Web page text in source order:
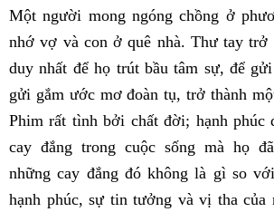
Một người mong ngóng chồng ở
nhớ vợ và con ở quê nhà. Thư tay trở
duy nhất để họ trút bầu tâm sự, để
gửi gắm ước mơ đoàn tụ, trở thành
Phim rất tình bởi chất đời; hạnh phúc
cay đắng trong cuộc sống mà họ
những cay đắng đó không là gì so
hạnh phúc, sự tin tưởng và vị tha của